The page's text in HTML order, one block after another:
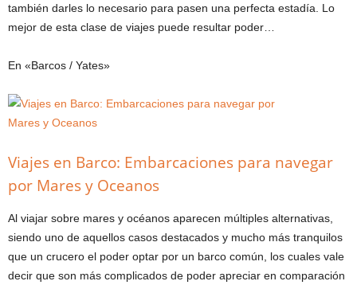
también darles lo necesario para pasen una perfecta estadía. Lo
mejor de esta clase de viajes puede resultar poder…
En «Barcos / Yates»
Viajes en Barco: Embarcaciones para navegar
por Mares y Oceanos
Al viajar sobre mares y océanos aparecen múltiples alternativas,
siendo uno de aquellos casos destacados y mucho más tranquilos
que un crucero el poder optar por un barco común, los cuales vale
decir que son más complicados de poder apreciar en comparación